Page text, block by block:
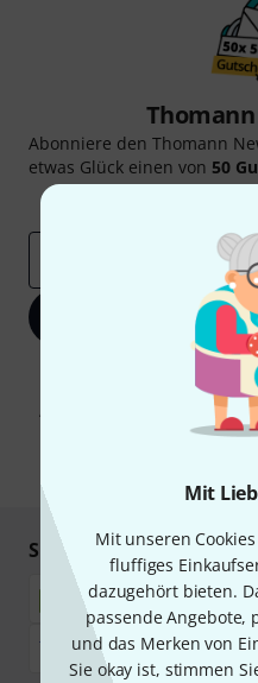
Mit
Mit unseren
fluffiges
dazugehört bieten.
passende Angebote,
und das Merken von
Sie okay ist, stimmen
Abonniere den Thomann
etwas Glück einen von 50
Jetzt
Mit Klick auf „Jetzt anmelden“
Werbung und einer Messung
Abmeldung ist jederzeit
unseren
Sicher einkaufen &